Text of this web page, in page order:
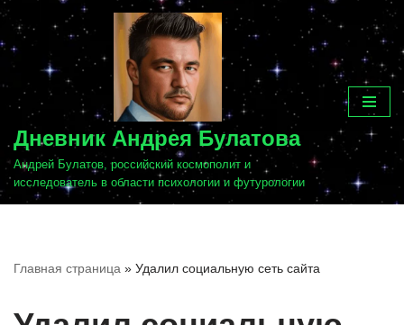
Перейти
к
содержимому
Дневник Андрея Булатова
Андрей Булатов, российский космополит и
исследователь в области психологии и футурологии
Главная страница » Удалил социальную сеть сайта